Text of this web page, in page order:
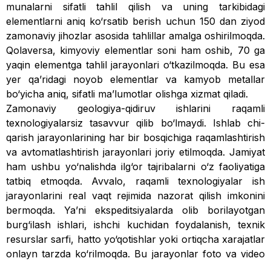
munalarni sifatli tahlil qilish va uning tarkibidagi
elementlarni aniq ko‘rsatib berish uchun 150 dan ziyod
zamonaviy jihozlar asosida tahlillar amalga oshirilmoqda.
Qolaversa, kimyoviy elementlar soni ham oshib, 70 ga
yaqin elementga tahlil jarayonlari o‘t­kazilmoqda. Bu esa
yer qaʼridagi noyob elementlar va kamyob metallar
bo‘yicha aniq, sifatli maʼlumotlar olishga xizmat qiladi.
Zamonaviy geologiya-qidiruv ishlarini raqamli
texnologiyalarsiz tasavvur qilib bo‘lmaydi. Ishlab chi­
qarish jarayonlarining har bir bosqichiga raqamlash­tirish
va avtomatlashtirish jarayonlari joriy etil­moqda. Jamiyat
ham ushbu yo‘nalishda ilg‘or tajribalarni o‘z faoliyatiga
tatbiq etmoqda. Avvalo, raqamli texnologiyalar ish
jarayonlarini real vaqt rejimida nazorat qilish imkonini
bermoqda. Yaʼni ekspeditsiya­larda olib borilayotgan
burg‘ilash ishlari, ishchi kuchidan foydalanish, texnik
resurslar sarfi, hatto yo‘qo­tishlar yoki ortiqcha xarajatlar
onlayn tarzda ko‘ril­moqda. Bu jarayonlar foto va video